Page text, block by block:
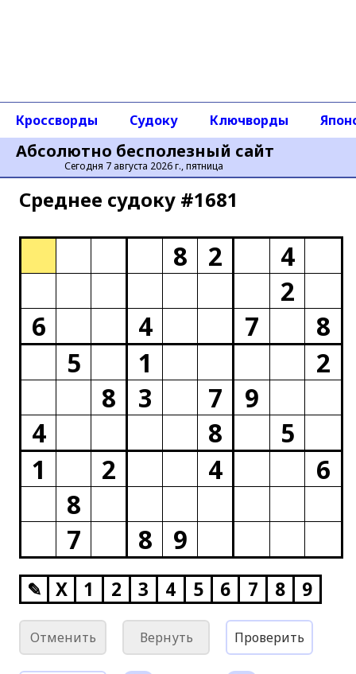
Абсолютно бесполезный сайт
Сегодня 7 августа 2026 г., пятница
Кроссворды Судоку Ключворды
Среднее cудоку #1681
8 2
4
2
6
4 7
8
5
1
2
8
3 7
9
4
8
5
1
2 4
6
8
7
8 9
✎ X 1 2 3 4 5 6 7 8 9
Отменить Вернуть Проверить